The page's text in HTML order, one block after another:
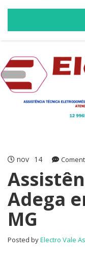
nov 14
Adega
MG
Posted byElectro Vale